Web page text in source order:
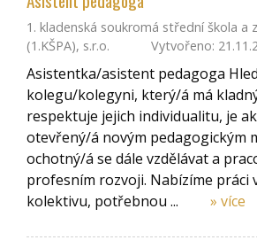
1. kladenská soukromá střední škola a
(1.KŠPA), s.r.o.
Vytvořeno:
Asistentka/asistent pedagoga
kolegu/kolegyni, který/á má
respektuje jejich individualitu, je
otevřený/á novým pedagogickým
ochotný/á se dále vzdělávat a
profesním rozvoji. Nabízíme práci
kolektivu, potřebnou ...
» více